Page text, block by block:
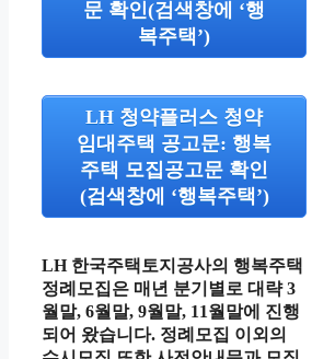
문 확인(검색창에 ‘행
복주택’)
LH 청약플러스 청약
임대주택 공고문: 행복
주택 모집공고문 확인
(검색창에 ‘행복주택’)
LH 한국주택토지공사의 행복주택
정례모집은 매년 분기별로 대략 3
월말, 6월말, 9월말, 11월말에 진행
되어 왔습니다. 정례모집 이외의